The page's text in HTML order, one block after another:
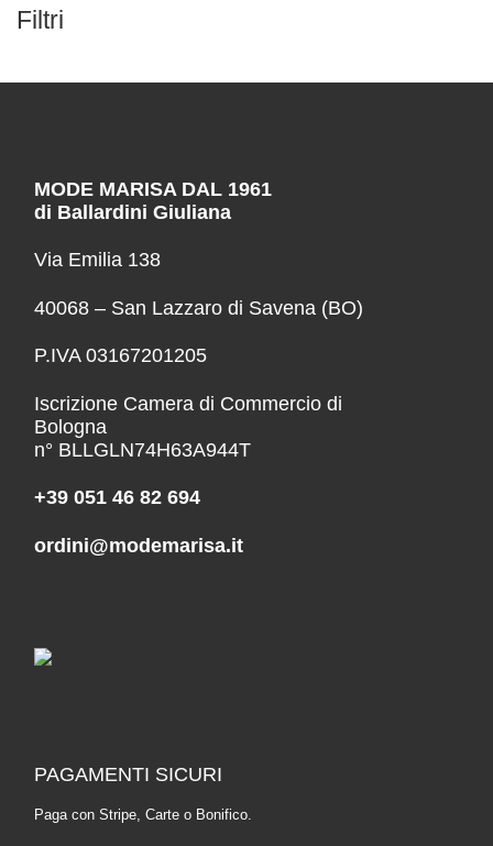
Filtri
MODE MARISA DAL 1961
di Ballardini Giuliana
Via Emilia 138
40068 – San Lazzaro di Savena (BO)
P.IVA 03167201205
Iscrizione Camera di Commercio di
Bologna
n° BLLGLN74H63A944T
+39 051 46 82 694
ordini@modemarisa.it
PAGAMENTI SICURI
Paga con Stripe, Carte o Bonifico.